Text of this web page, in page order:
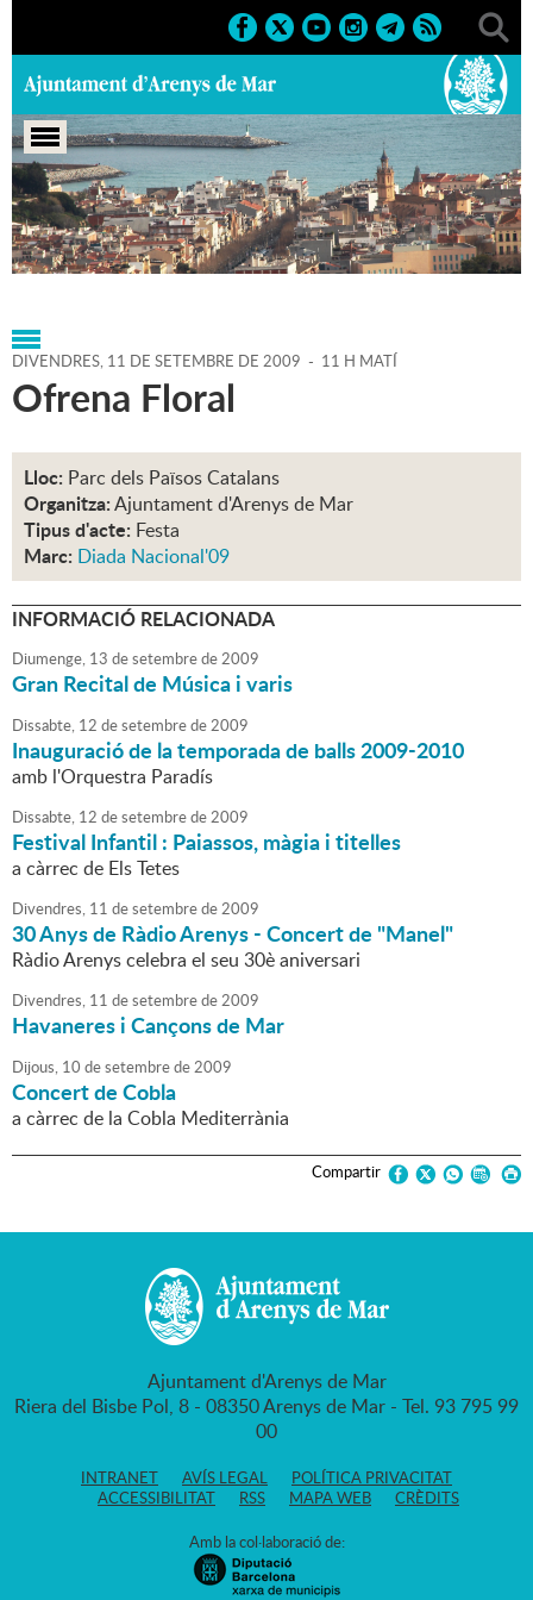
Portada > Agenda > 11-09-
2009 > Marcs > Culturals > 2009 > Diada Nacional'09
DIVENDRES, 11 DE SETEMBRE DE 2009 - 11 H MATÍ
Ofrena Floral
Lloc: Parc dels Països Catalans
Organitza:Ajuntament d'Arenys de Mar
Tipus d'acte: Festa
Marc: Diada Nacional'09
INFORMACIÓ RELACIONADA
Diumenge, 13 desetembrede2009
Gran Recital de Música i varis
Dissabte, 12 desetembrede2009
Inauguració de la temporada de balls 2009-2010
amb l'Orquestra Paradís
Dissabte, 12 desetembrede2009
Festival Infantil : Paiassos, màgia i titelles
a càrrec de Els Tetes
Divendres, 11 desetembrede2009
30 Anys de Ràdio Arenys - Concert de "Manel"
Ràdio Arenys celebra el seu 30è aniversari
Divendres, 11 desetembrede2009
Havaneres i Cançons de Mar
Dijous, 10 desetembrede2009
Concert de Cobla
a càrrec de la Cobla Mediterrània
Compartir
Ajuntament d'Arenys de Mar
Riera del Bisbe Pol, 8 - 08350 Arenys de Mar - Tel. 93 795 99
00
INTRANET AVÍS LEGAL
POLÍTICA PRIVACITAT
ACCESSIBILITAT
RSS MAPA WEB CRÈDITS
Amb la col·laboració de: